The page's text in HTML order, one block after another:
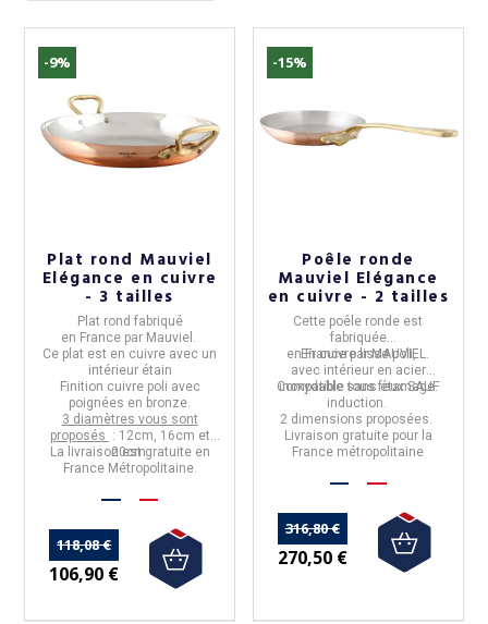
-9%
Plat rond Mauviel
Elégance en cuivre
- 3 tailles
Plat rond fabriqué
en France par Mauviel.
Ce plat est en cuivre avec un
intérieur étain
Finition cuivre poli avec
poignées en bronze.
3 diamètres vous sont
proposés : 12cm, 16cm et
20cm.
La livraison est gratuite en
France Métropolitaine.
118,08 €
106,90 €
-15%
Poêle ronde
Mauviel Elégance
en cuivre - 2 tailles
Cette poêle ronde est
fabriquée
enFranceparMAUVIEL.
Encuivre lissepoli,
avec intérieur en acier
inoxydable sans étamage.
Compatible tous feux SAUF
induction.
2 dimensions proposées.
Livraison gratuite pour la
France métropolitaine
316,80 €
270,50 €